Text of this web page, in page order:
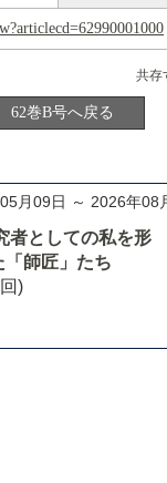
62巻B号へ戻る
月09日 ～ 2026年08
者としての私を形
「師匠」たち
)